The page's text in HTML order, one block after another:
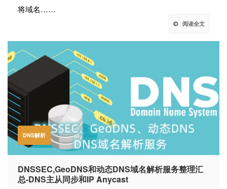
将域名……
阅读全文
DNS解析
DNSSEC,GeoDNS和动态DNS域名解析服务整理汇
总-DNS主从同步和IP Anycast